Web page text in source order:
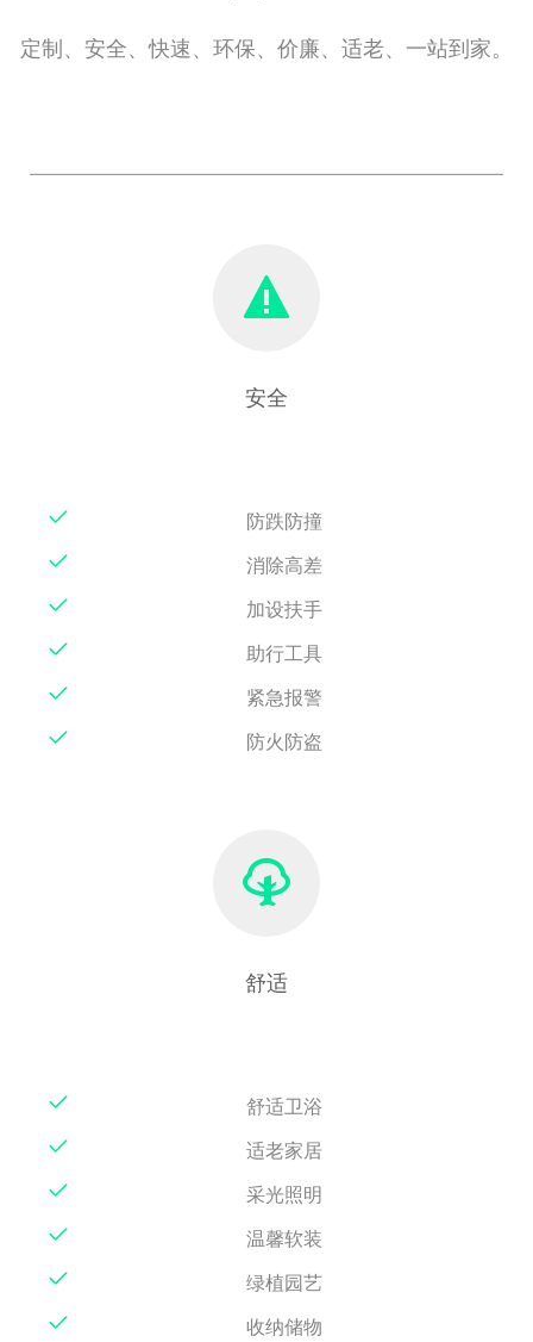
定制、安全、快速、环保、价廉、适老、一站到家。
安全
防跌防撞
消除高差
加设扶手
助行工具
紧急报警
防火防盗
舒适
舒适卫浴
适老家居
采光照明
温馨软装
绿植园艺
收纳储物